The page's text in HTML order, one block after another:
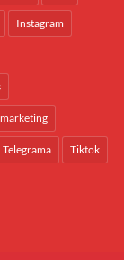
Instagram
Telegrama Tiktok